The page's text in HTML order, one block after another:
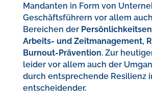
Mandanten in Form von
Geschäftsführern vor allem
Bereichen der
Arbeits- und Zeitmanagement,
Burnout-Prävention. Zur
leider vor allem auch der
durch entsprechende Resilienz
entscheidender.